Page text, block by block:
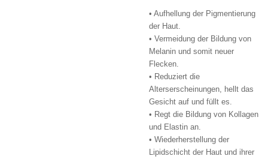
• Aufhellung der Pigmentierung
der Haut.
• Vermeidung der Bildung von
Melanin und somit neuer
Flecken.
• Reduziert die
Alterserscheinungen, hellt das
Gesicht auf und füllt es.
• Regt die Bildung von Kollagen
und Elastin an.
• Wiederherstellung der
Lipidschicht der Haut und ihrer